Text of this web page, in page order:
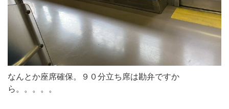
なんとか座席確保。９０分立ち席は勘弁ですか
ら。。。。。